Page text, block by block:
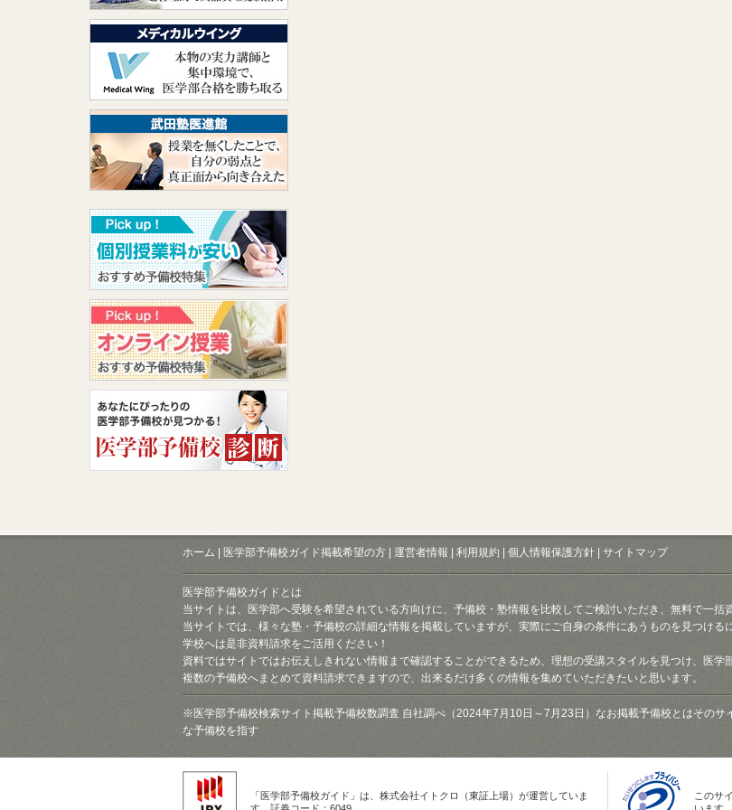
ホーム 医学部予備校ガイド掲載希望の方 運営者情報 利用規約 個人情報保護方針 サイトマップ
医学部予備校ガイドとは
当サイトは、医学部へ受験を希望されている方向けに、予備校・塾情報を比較してご検討いただき、無料で一括
当サイトでは、様々な塾・予備校の詳細な情報を掲載していますが、実際にご自身の条件にあうものを見つけ
学校へは是非資料請求をご活用ください！
資料ではサイトではお伝えしきれない情報まで確認することができるため、理想の受講スタイルを見つけ、医学
複数の予備校へまとめて資料請求できますので、出来るだけ多くの情報を集めていただきたいと思います。
※医学部予備校検索サイト掲載予備校数調査 自社調べ（2024年7月10日～7月23日）なお掲載予備校とはその
な予備校を指す
「医学部予備校ガイド」は、株式会社イトクロ（東証上場）が運営していま
す。証券コード：6049
このサ
います